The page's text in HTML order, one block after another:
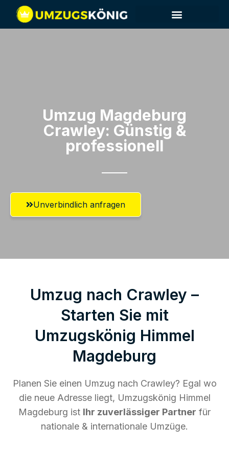
Umzug Magdeburg​
Crawley: Günstig &
professionell​
Unverbindlich anfragen
Umzug nach Crawley –
Starten Sie mit
Umzugskönig Himmel
Magdeburg
Planen Sie einen Umzug nach Crawley? Egal wo
die neue Adresse liegt, Umzugskönig Himmel
Magdeburg ist Ihr zuverlässiger Partner für
nationale & internationale Umzüge.